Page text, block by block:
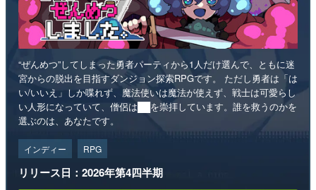
“ぜんめつ”してしまった勇者パーティから1人だけ選んで、ともに迷
宮からの脱出を目指すダンジョン探索RPGです。 ただし勇者は「は
い/いいえ」しか喋れず、魔法使いは魔法が使えず、戦士は可愛らし
い人形になっていて、僧侶は██を崇拝しています。誰を救うのかを
選ぶのは、あなたです。
インディー RPG
リリース日：2026年第4四半期